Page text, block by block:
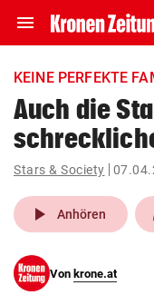
menu Navigation
ein-/ausklappen
account_circle Anmelden
pin_drop
Wien
KEINE PERFEKTE
Auch die
Stars & Society
play_arrow Anhören
Von krone.at